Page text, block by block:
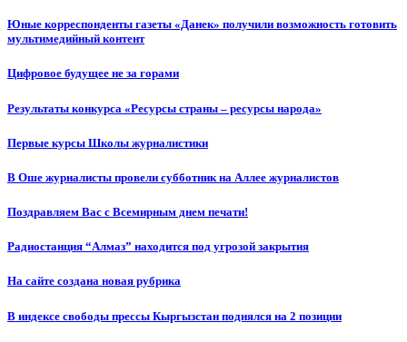
Юные корреспонденты газеты «Данек» получили возможность готовить
мультимедийный контент
Цифровое будущее не за горами
Результаты конкурса «Ресурсы страны – ресурсы народа»
Первые курсы Школы журналистики
В Оше журналисты провели субботник на Аллее журналистов
Поздравляем Вас с Всемирным днем печати!
Радиостанция “Алмаз” находится под угрозой закрытия
На сайте создана новая рубрика
В индексе свободы прессы Кыргызстан поднялся на 2 позиции